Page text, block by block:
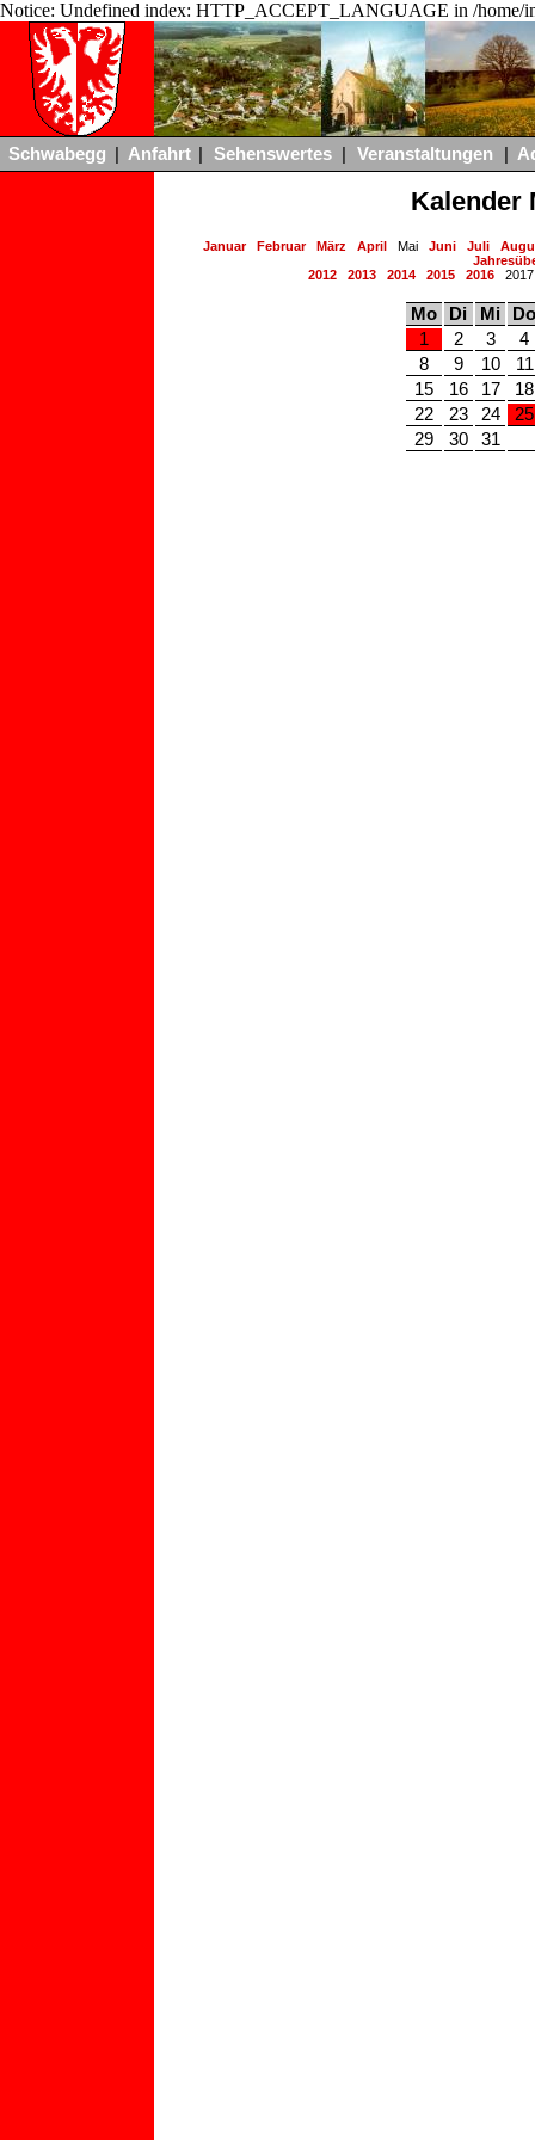
Notice: Undefined index: HTTP_ACCEPT_LANGUAGE in /home/
Schwabegg Anfahrt Sehenswertes Veranstaltungen
Kalender
Januar Februar März April Mai Juni Juli
2012
2013 2014 2015 2016
Mo Di Mi
Do
1
2 3
4
8
9 10
11
15
16 17
18
22
23 24
25
29
30 31